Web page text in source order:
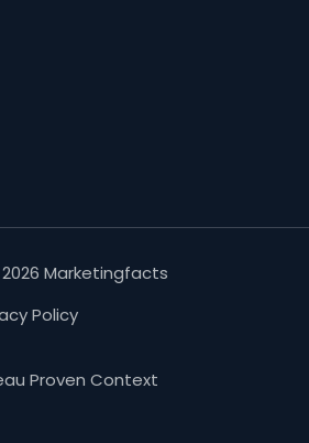
Marketingfacts
Policy
Proven Context